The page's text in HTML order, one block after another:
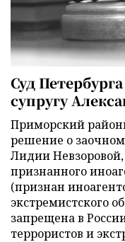
Суд
супругу
Приморский
решение о
Лидии Невзоровой,
признанного
(признан
экстремистского
запрещена в
террористов и